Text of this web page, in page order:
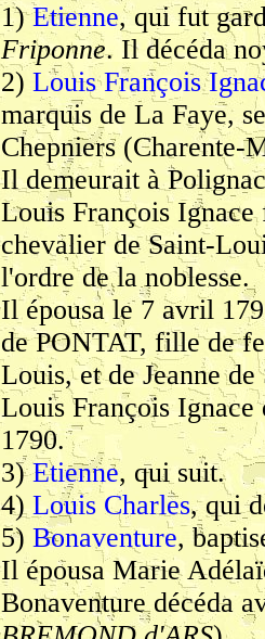
1)Etienne, qui fut
Friponne. Il décéda
2) Louis François
marquis de La Faye,
Chepniers (Charente-
Il demeurait à
Louis François Ignace
chevalier de Saint-
l'ordre de la noblesse.
Il épousa le 7 avril
de PONTAT, fille de
Louis, et de Jeanne
Louis François Ignace
1790.
3)Etienne, qui suit.
4)Louis Charles, qui
5) Bonaventure,
Il épousa Marie
Bonaventure décéda